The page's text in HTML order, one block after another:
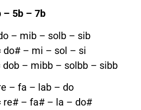
– 5b – 7b
– mib – solb – sib
do# – mi – sol – si
dob – mibb – solbb – sibb
– fa – lab – do
re# – fa# – la – do#